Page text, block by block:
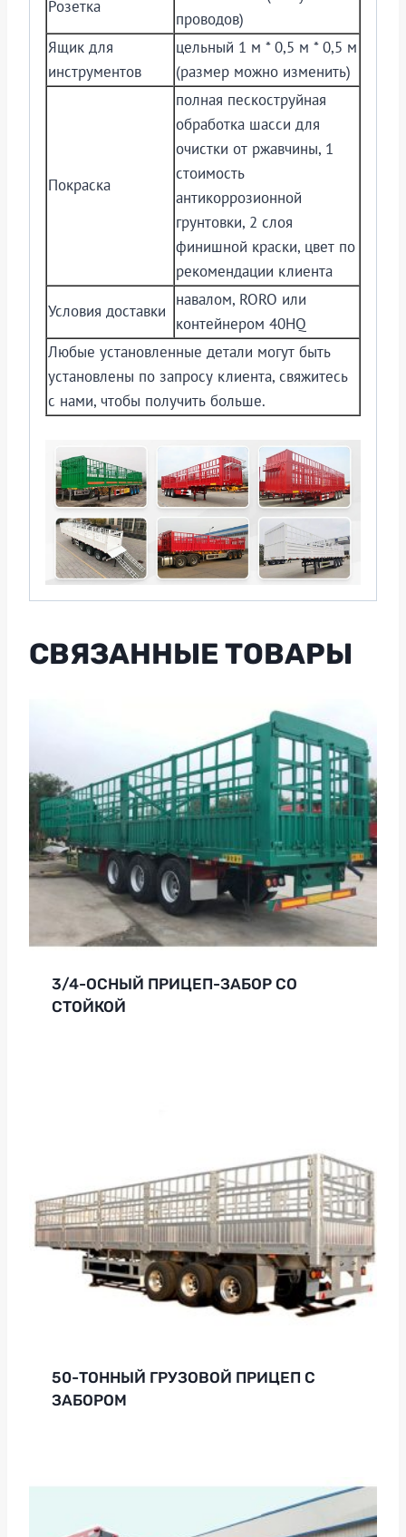
Розетка
проводов)
Ящик для
инструментов
цельный 1 м * 0,5 м * 0,5 м
(размер можно изменить)
Покраска
полная пескоструйная
обработка шасси для
очистки от ржавчины, 1
стоимость
антикоррозионной
грунтовки, 2 слоя
финишной краски, цвет по
рекомендации клиента
Условия доставки
навалом, RORO или
контейнером 40HQ
Любые установленные детали могут быть
установлены по запросу клиента, свяжитесь
с нами, чтобы получить больше.
СВЯЗАННЫЕ ТОВАРЫ
3/4-ОСНЫЙ ПРИЦЕП-ЗАБОР СО
СТОЙКОЙ
50-ТОННЫЙ ГРУЗОВОЙ ПРИЦЕП С
ЗАБОРОМ